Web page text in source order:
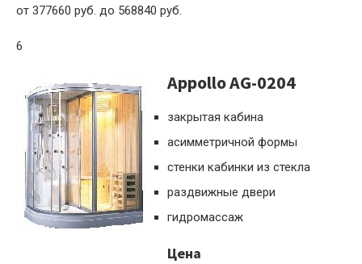
от 377660 руб. до 568840 руб.
6
Appollo AG-0204
закрытая кабина
асимметричной формы
стенки кабинки из стекла
раздвижные двери
гидромассаж
Цена